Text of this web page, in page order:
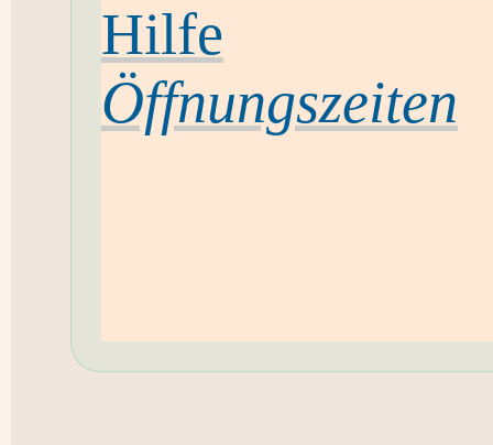
Hilfe
Öffnungszeiten